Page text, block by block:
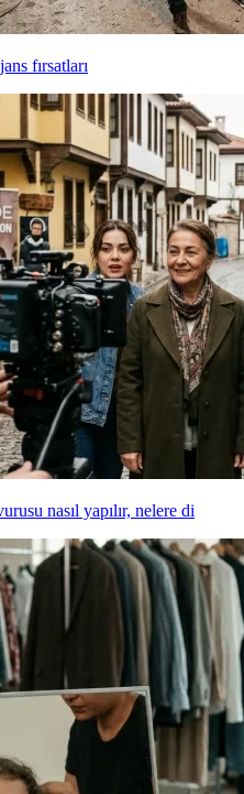
fırsatları
nasıl yapılır, nelere di